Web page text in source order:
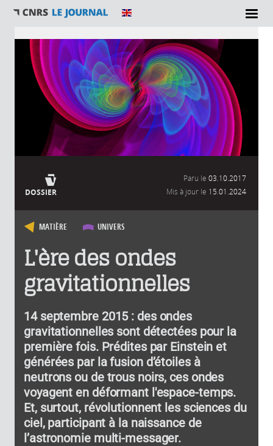
Vous êtes ici
DOSSIER
Paru le 03.10.2017
Mis à jour le 15.01.2024
MATIÈRE UNIVERS
L'ère des ondes
gravitationnelles
14 septembre 2015 : des ondes
gravitationnelles sont détectées pour la
première fois. Prédites par Einstein et
générées par la fusion d’étoiles à
neutrons ou de trous noirs, ces ondes
voyagent en déformant l'espace-temps.
Et, surtout, révolutionnent les sciences du
ciel, participant à la naissance de
l’astronomie multi-messager.